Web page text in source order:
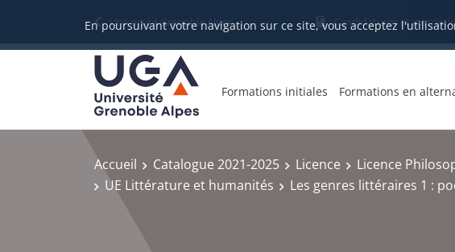
En poursuivant votre navigation sur ce site, vous acceptez
Université Grenoble Alpes Candidatures et
Formations initiales Formations en
Accueil Catalogue 2021-2025 Licence Licence
UE Littérature et humanités
Les genres littéraires 1 :